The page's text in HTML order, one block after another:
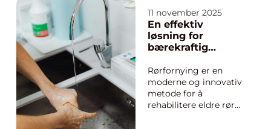
vaner, og skreddersyr
behandling og
produkter derfra. I
Lillehammer finnes
kombinerer avansert
hudplei...
11 november 2025
En effektiv
løsning for
bærekraftig
Rørfornying er en
moderne og innovativ
metode for å
rehabilitere eldre rør